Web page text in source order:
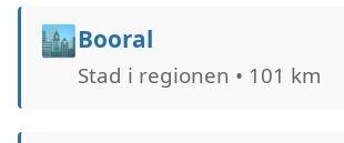
🏙️Booral
Stad i regionen • 101 km